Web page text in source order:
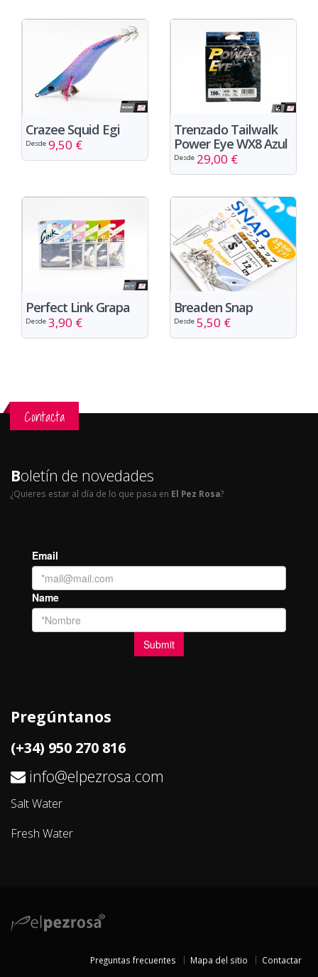
Crazee Squid Egi
Desde 9,50 €
Trenzado Tailwalk
Power Eye WX8 Azul
Desde 29,00 €
Perfect Link Grapa
Desde 3,90 €
Breaden Snap
Desde 5,50 €
Contacta
Boletín de novedades
¿Quieres estar al día de lo que pasa en El Pez Rosa?
Pregúntanos
(+34) 950 270 816
info@elpezrosa.com
Salt Water
Fresh Water
Preguntas frecuentes Mapa del sitio Contactar